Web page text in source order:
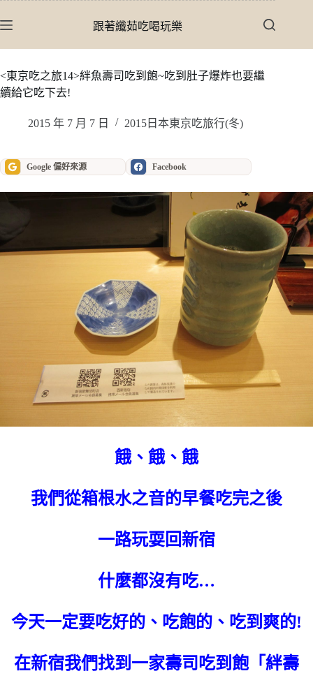
至
內
容
跟著纖茹吃喝玩樂
<東京吃之旅14>絆魚壽司吃到飽~吃到肚子爆炸也要繼
續給它吃下去!
2015 年 7 月 7 日 2015日本東京吃旅行(冬)
Google 偏好來源 Facebook
餓、餓、餓
我們從箱根水之音的早餐吃完之後
一路玩耍回新宿
什麼都沒有吃…
今天一定要吃好的、吃飽的、吃到爽的!
在新宿我們找到一家壽司吃到飽「絆壽